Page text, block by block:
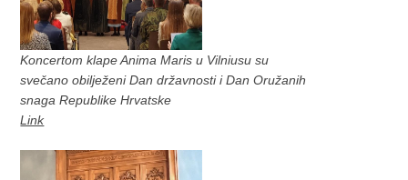
Koncertom klape Anima Maris u Vilniusu su
svečano obilježeni Dan državnosti i Dan Oružanih
snaga Republike Hrvatske
Link